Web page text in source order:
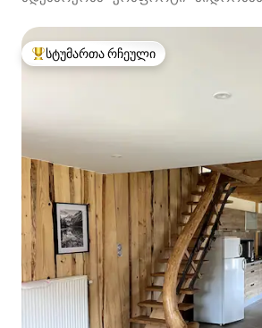
სტუმართა რჩეული მოწინავე ვარიანტი
სტუმართა რჩეული